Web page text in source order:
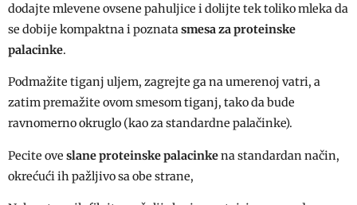
dodajte mlevene ovsene pahuljice i dolijte tek toliko mleka da
se dobije kompaktna i poznatasmesa za proteinske
palacinke.
Podmažite tiganj uljem, zagrejte ga na umerenoj vatri, a
zatim premažite ovom smesom tiganj, tako da bude
ravnomerno okruglo (kao za standardne palačinke).
Pecite ove slane proteinske palacinkena standardan način,
okrećući ih pažljivo sa obe strane,